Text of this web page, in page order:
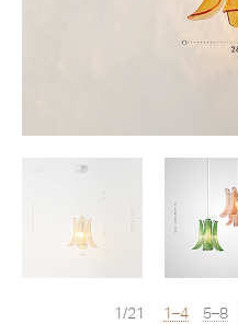
1/21 1–4 5–8